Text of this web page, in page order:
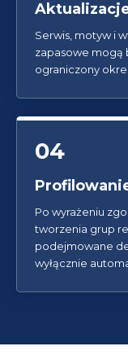
Serwis, motyw i
zapasowe mogą
ograniczony
04
Po wyrażeniu
tworzenia grup
podejmowane
wyłącznie